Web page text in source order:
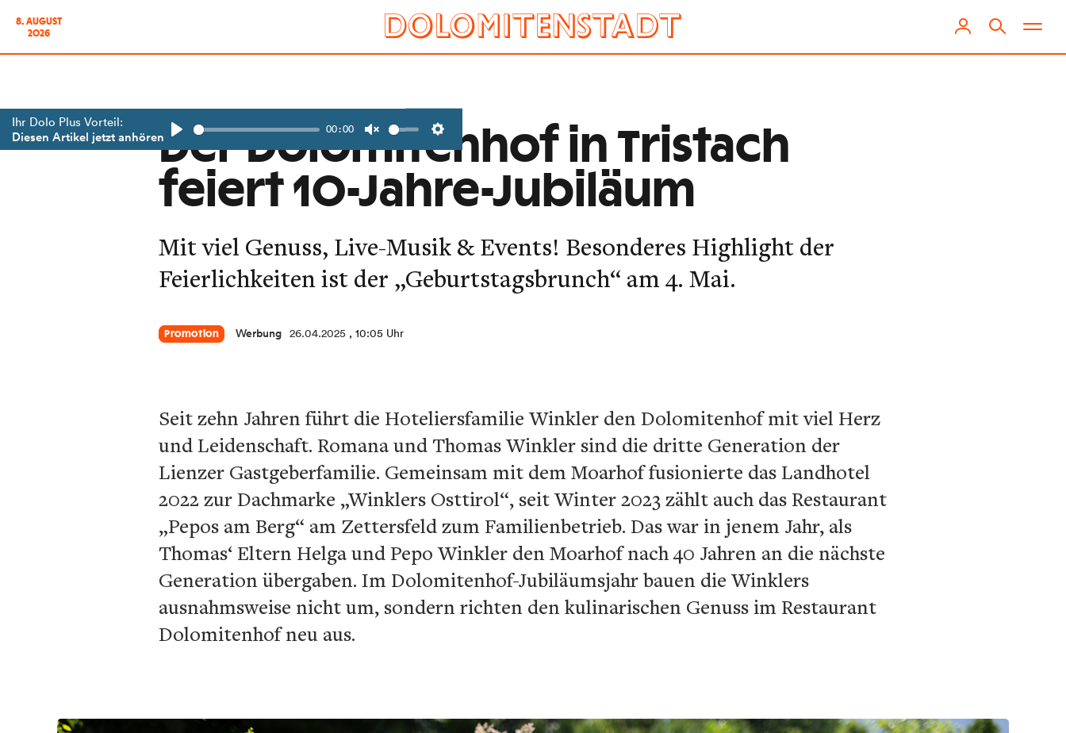
8. AUGUST
2026
Ihr Dolo Plus Vorteil:
Diesen Artikel jetzt anhören 00:00
Settings
Der Dolomitenhof in Tristach
feiert 10-Jahre-Jubiläum
Mit viel Genuss, Live-Musik & Events! Besonderes Highlight der
Feierlichkeiten ist der „Geburtstagsbrunch“ am 4. Mai.
Promotion Werbung 26.04.2025 , 10:05 Uhr
Seit zehn Jahren führt die Hoteliersfamilie Winkler den Dolomitenhof mit viel Herz
und Leidenschaft. Romana und Thomas Winkler sind die dritte Generation der
Lienzer Gastgeberfamilie. Gemeinsam mit dem Moarhof fusionierte das Landhotel
2022 zur Dachmarke „Winklers Osttirol“, seit Winter 2023 zählt auch das Restaurant
„Pepos am Berg“ am Zettersfeld zum Familienbetrieb. Das war in jenem Jahr, als
Thomas‘ Eltern Helga und Pepo Winkler den Moarhof nach 40 Jahren an die nächste
Generation übergaben. Im Dolomitenhof-Jubiläumsjahr bauen die Winklers
ausnahmsweise nicht um, sondern richten den kulinarischen Genuss im Restaurant
Dolomitenhof neu aus.